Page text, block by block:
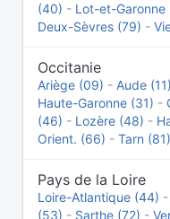
(40) - Lot-et-Garonne
Deux-Sèvres (79) -
Occitanie
Ariège (09) - Aude (11)
Haute-Garonne (31) -
(46) - Lozère (48) -
Orient. (66) - Tarn (81)
Pays de la Loire
Loire-Atlantique (44) -
(53) - Sarthe (72) -